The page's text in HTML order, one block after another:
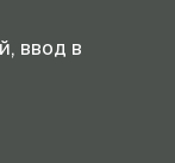
ввод в